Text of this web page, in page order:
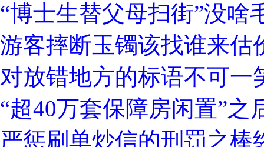
“博士生替父母扫街”没啥
游客摔断玉镯该找谁来估
对放错地方的标语不可一
“超40万套保障房闲置”之
严惩刷单炒信的刑罚之棒